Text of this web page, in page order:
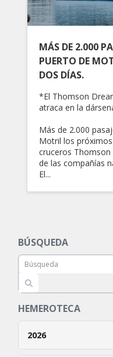
MÁS DE 2.000
PUERTO DE
DOS DÍAS.
*El Thomson
atraca en la
Más de 2.000
Motril los
cruceros
de las compañías
El...
BÚSQUEDA
HEMEROTECA
2026